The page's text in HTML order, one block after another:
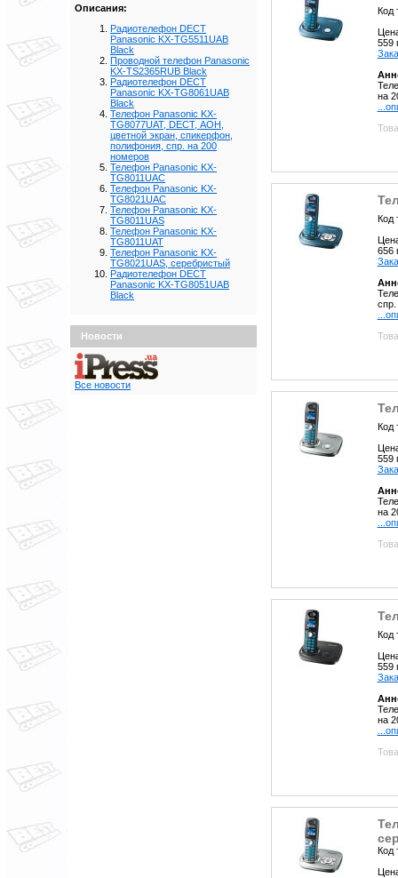
Описания:
Радиотелефон DECT
Panasonic KX-TG5511UAB
Black
Проводной телефон Panasonic
KX-TS2365RUB Black
Радиотелефон DECT
Panasonic KX-TG8061UAB
Black
Телефон Panasonic KX-
TG8077UAT, DECT, АОН,
цветной экран, спикерфон,
полифония, спр. на 200
номеров
Телефон Panasonic KX-
TG8011UAC
Телефон Panasonic KX-
TG8021UAC
Телефон Panasonic KX-
TG8011UAS
Телефон Panasonic KX-
TG8011UAT
Телефон Panasonic KX-
TG8021UAS, серебристый
Радиотелефон DECT
Panasonic KX-TG8051UAB
Black
Новости
Все новости
Код
559
на
Код
656
Код
559
на
Код
559
на
Код